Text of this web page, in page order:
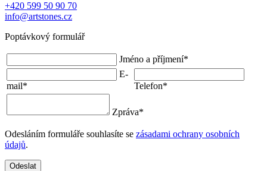
+420 599 50 90 70
info@artstones.cz
Poptávkový formulář
Jméno a příjmení*
E-
mail* Telefon*
Zpráva*
Odesláním formuláře souhlasíte se zásadami ochrany osobních
údajů.
Odeslat